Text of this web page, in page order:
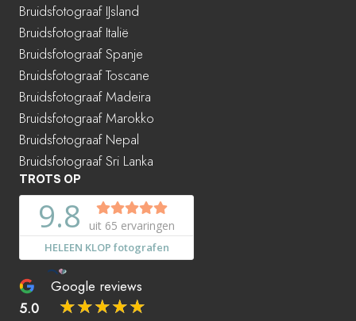
Bruidsfotograaf IJsland
Bruidsfotograaf Italië
Bruidsfotograaf Spanje
Bruidsfotograaf Toscane
Bruidsfotograaf Madeira
Bruidsfotograaf Marokko
Bruidsfotograaf Nepal
Bruidsfotograaf Sri Lanka
TROTS OP
Google reviews
5.0
☆☆☆☆☆